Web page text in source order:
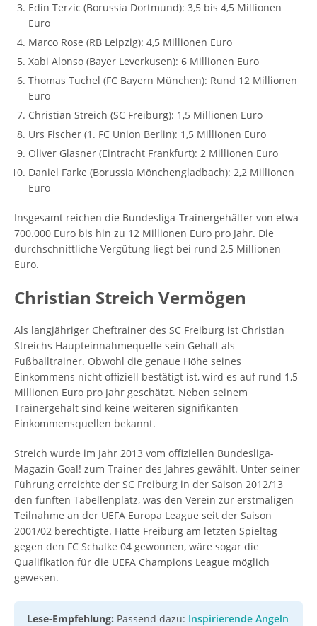
Edin Terzic (Borussia Dortmund): 3,5 bis 4,5 Millionen
Euro
Marco Rose (RB Leipzig): 4,5 Millionen Euro
Xabi Alonso (Bayer Leverkusen): 6 Millionen Euro
Thomas Tuchel (FC Bayern München): Rund 12 Millionen
Euro
Christian Streich (SC Freiburg): 1,5 Millionen Euro
Urs Fischer (1. FC Union Berlin): 1,5 Millionen Euro
Oliver Glasner (Eintracht Frankfurt): 2 Millionen Euro
Daniel Farke (Borussia Mönchengladbach): 2,2 Millionen
Euro
Insgesamt reichen die Bundesliga-Trainergehälter von etwa
700.000 Euro bis hin zu 12 Millionen Euro pro Jahr. Die
durchschnittliche Vergütung liegt bei rund 2,5 Millionen
Euro.
Christian Streich Vermögen
Als langjähriger Cheftrainer des SC Freiburg ist Christian
Streichs Haupteinnahmequelle sein Gehalt als
Fußballtrainer. Obwohl die genaue Höhe seines
Einkommens nicht offiziell bestätigt ist, wird es auf rund 1,5
Millionen Euro pro Jahr geschätzt. Neben seinem
Trainergehalt sind keine weiteren signifikanten
Einkommensquellen bekannt.
Streich wurde im Jahr 2013 vom offiziellen Bundesliga-
Magazin Goal! zum Trainer des Jahres gewählt. Unter seiner
Führung erreichte der SC Freiburg in der Saison 2012/13
den fünften Tabellenplatz, was den Verein zur erstmaligen
Teilnahme an der UEFA Europa League seit der Saison
2001/02 berechtigte. Hätte Freiburg am letzten Spieltag
gegen den FC Schalke 04 gewonnen, wäre sogar die
Qualifikation für die UEFA Champions League möglich
gewesen.
Lese-Empfehlung: Passend dazu: Inspirierende Angeln